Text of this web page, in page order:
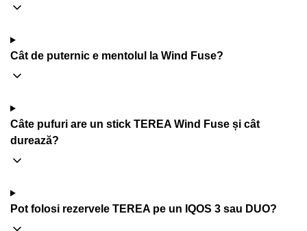
Cât de puternic e mentolul la Wind Fuse?
Câte pufuri are un stick TEREA Wind Fuse și cât
durează?
Pot folosi rezervele TEREA pe un IQOS 3 sau DUO?